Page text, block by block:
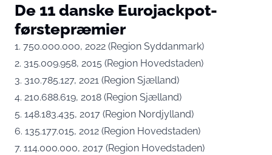
De 11 danske Eurojackpot-
førstepræmier
1. 750.000.000, 2022 (Region Syddanmark)
2. 315.009.958, 2015 (Region Hovedstaden)
3. 310.785.127, 2021 (Region Sjælland)
4. 210.688.619, 2018 (Region Sjælland)
5. 148.183.435, 2017 (Region Nordjylland)
6. 135.177.015, 2012 (Region Hovedstaden)
7. 114.000.000, 2017 (Region Hovedstaden)